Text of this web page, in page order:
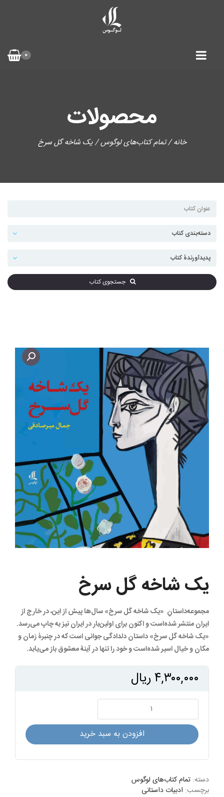
0
محصولات
خانه/تمام کتاب‌های لوگوس/ یک شاخه گل سرخ
جستجوی کتاب
یک شاخه گل سرخ
مجموعه‌داستانِ «یک شاخه گل سرخ» سال‌ها پیش از این، در خارج از
ایران منتشر شده‌است و اکنون برای اولین‌بار در ایران نیز به چاپ می‌رسد.
«یک شاخه گل سرخ» داستان دلدادگی جوانی است که در چنبرۀ زمان و
مکان و خیال اسیر شده‌است و خود را تنها در آینۀ معشوق باز می‌یابد.
۴,۳۰۰,۰۰۰ریال
شاخه
گل
سرخ
افزودن به سبد خرید
دسته: تمام کتاب‌های لوگوس
برچسب: ادبیات داستانی